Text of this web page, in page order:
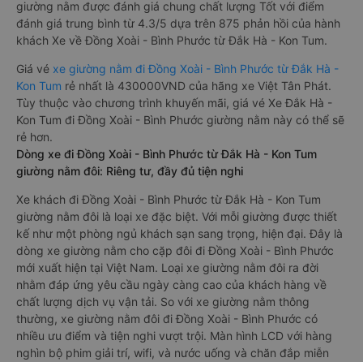
giường nằm được đánh giá chung chất lượng Tốt với điểm
đánh giá trung bình từ 4.3/5 dựa trên 875 phản hồi của hành
khách Xe về Đồng Xoài - Bình Phước từ Đắk Hà - Kon Tum.
Giá vé xe giường nằm đi Đồng Xoài - Bình Phước từ Đắk Hà -
Kon Tum rẻ nhất là 430000VND của hãng xe Việt Tân Phát.
Tùy thuộc vào chương trình khuyến mãi, giá vé Xe Đắk Hà -
Kon Tum đi Đồng Xoài - Bình Phước giường nằm này có thể sẽ
rẻ hơn.
Dòng xe đi Đồng Xoài - Bình Phước từ Đắk Hà - Kon Tum
giường nằm đôi: Riêng tư, đầy đủ tiện nghi
Xe khách đi Đồng Xoài - Bình Phước từ Đắk Hà - Kon Tum
giường nằm đôi là loại xe đặc biệt. Với mỗi giường được thiết
kế như một phòng ngủ khách sạn sang trọng, hiện đại. Đây là
dòng xe giường nằm cho cặp đôi đi Đồng Xoài - Bình Phước
mới xuất hiện tại Việt Nam. Loại xe giường nằm đôi ra đời
nhằm đáp ứng yêu cầu ngày càng cao của khách hàng về
chất lượng dịch vụ vận tải. So với xe giường nằm thông
thường, xe giường nằm đôi đi Đồng Xoài - Bình Phước có
nhiều ưu điểm và tiện nghi vượt trội. Màn hình LCD với hàng
nghìn bộ phim giải trí, wifi, và nước uống và chăn đắp miễn